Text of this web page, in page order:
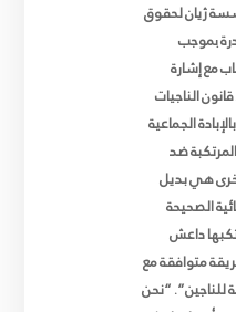
ژيان لحقوق
بموجب
مع إشارة
المادة 7 من قانون الناجيات
الجماعية
ضد
هي بديل
الصحيحة
داعش
متوافقة مع
للناجين”. “نحن